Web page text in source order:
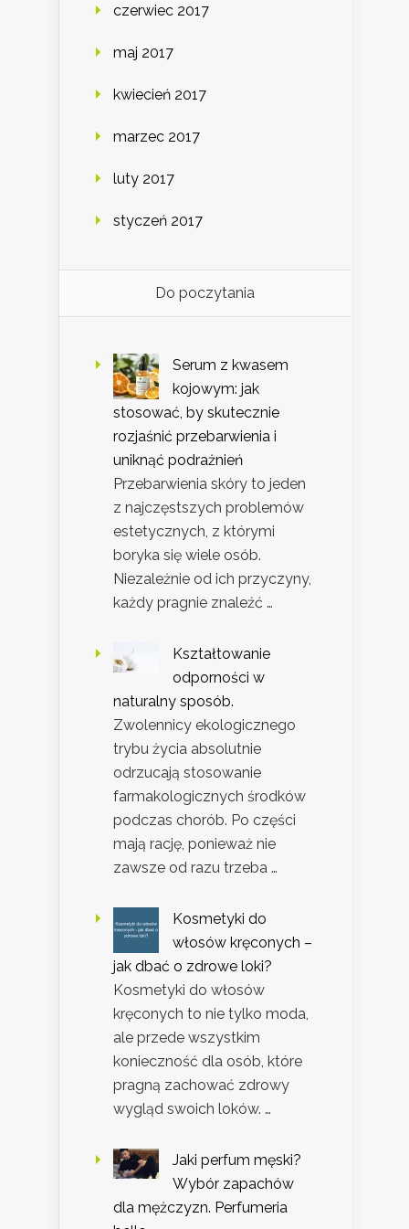
czerwiec 2017
maj 2017
kwiecień 2017
marzec 2017
luty 2017
styczeń 2017
Do poczytania
Serum z kwasem
kojowym: jak
stosować, by skutecznie
rozjaśnić przebarwienia i
uniknąć podrażnień
Przebarwienia skóry to jeden
z najczęstszych problemów
estetycznych, z którymi
boryka się wiele osób.
Niezależnie od ich przyczyny,
każdy pragnie znaleźć …
Kształtowanie
odporności w
naturalny sposób.
Zwolennicy ekologicznego
trybu życia absolutnie
odrzucają stosowanie
farmakologicznych środków
podczas chorób. Po części
mają rację, ponieważ nie
zawsze od razu trzeba …
Kosmetyki do
włosów kręconych –
jak dbać o zdrowe loki?
Kosmetyki do włosów
kręconych to nie tylko moda,
ale przede wszystkim
konieczność dla osób, które
pragną zachować zdrowy
wygląd swoich loków. …
Jaki perfum męski?
Wybór zapachów
dla mężczyzn. Perfumeria